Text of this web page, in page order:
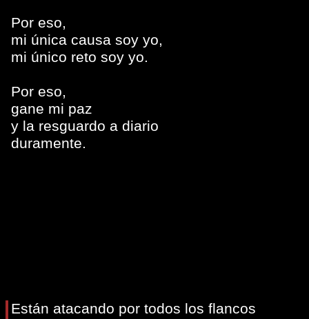
Por eso,
mi única causa soy yo,
mi único reto soy yo.
Por eso,
gane mi paz
y la resguardo a diario
duramente.
Están atacando por todos los flancos